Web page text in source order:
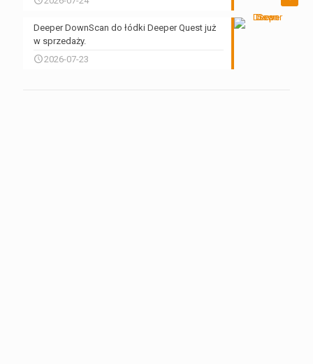
Deeper DownScan do łódki Deeper Quest już
w sprzedaży.
2026-07-23